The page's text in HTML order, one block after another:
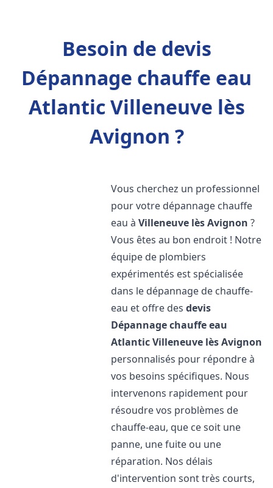
Besoin de devis
Dépannage chauffe eau
Atlantic Villeneuve lès
Avignon ?
Vous cherchez un professionnel
pour votre dépannage chauffe
eau àVilleneuve lès Avignon ?
Vous êtes au bon endroit ! Notre
équipe de plombiers
expérimentés est spécialisée
dans le dépannage de chauffe-
eau et offre desdevis
Dépannage chauffe eau
AtlanticVilleneuve lès Avignon
personnalisés pour répondre à
vos besoins spécifiques. Nous
intervenons rapidement pour
résoudre vos problèmes de
chauffe-eau, que ce soit une
panne, une fuite ou une
réparation. Nos délais
d'intervention sont très courts,